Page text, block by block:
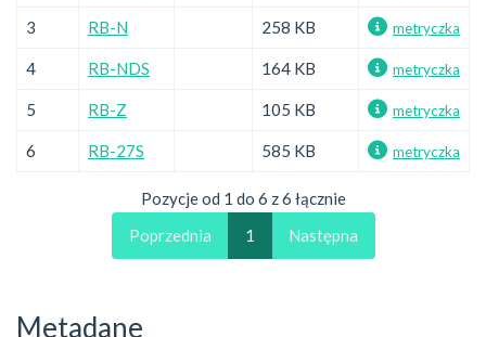
3 RB-N 258 KB metryczka
4 RB-NDS 164 KB metryczka
5 RB-Z 105 KB metryczka
6 RB-27S 585 KB metryczka
Pozycje od 1 do 6 z 6 łącznie
Poprzednia
1 Następna
Metadane